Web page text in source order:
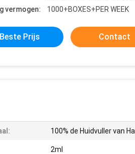
vermogen:
1000+BOXES+PER WEEK
Beste Prijs Contact
100% de Huidvuller van Ha
2ml